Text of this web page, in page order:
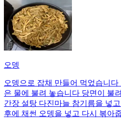
오뎅
오뎅으로 잡채 만들어 먹었습니
은 물에 불려 놓습니다 당면이 불
간장 설탕 다진마늘 참기름을 넣
후에 채썬 오뎅을 넣고 다시 볶아